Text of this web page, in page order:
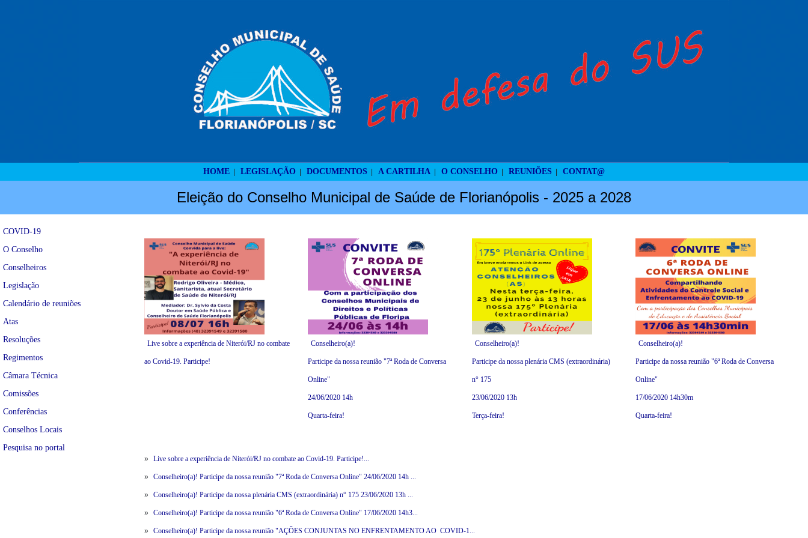
HOME LEGISLAÇÃO DOCUMENTOS A CARTILHA O CONSELHO REUNIÕES CONTAT@
Eleição do Conselho Municipal de Saúde de Florianópolis - 2025 a 2028
COVID-19
O Conselho
Conselheiros
Legislação
Calendário de reuniões
Atas
Resoluções
Regimentos
Câmara Técnica
Comissões
Conferências
Conselhos Locais
Pesquisa no portal
Live sobre a experiência de Niterói/RJ no combate
ao Covid-19. Participe!
Conselheiro(a)!
Participe da nossa reunião "7ª Roda de Conversa
Online"
24/06/2020 14h
Quarta-feira!
Conselheiro(a)!
Participe da nossa plenária CMS (extraordinária)
n° 175
23/06/2020 13h
Terça-feira!
Conselheiro(a)!
Participe da nossa reunião "6ª Roda de Conversa
Online"
17/06/2020 14h30m
Quarta-feira!
» Live sobre a experiência de Niterói/RJ no combate ao Covid-19. Participe!...
» Conselheiro(a)! Participe da nossa reunião "7ª Roda de Conversa Online" 24/06/2020 14h ...
» Conselheiro(a)! Participe da nossa plenária CMS (extraordinária) n° 175 23/06/2020 13h ...
» Conselheiro(a)! Participe da nossa reunião "6ª Roda de Conversa Online" 17/06/2020 14h3...
» Conselheiro(a)! Participe da nossa reunião "AÇÕES CONJUNTAS NO ENFRENTAMENTO AO COVID-1...